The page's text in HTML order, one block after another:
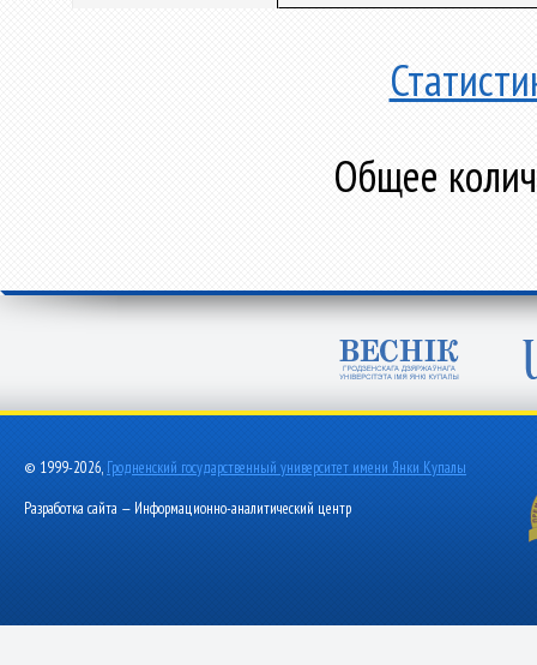
Общее
© 1999-2026, Гродненский государственный университет имени Янки Купалы
Разработка сайта — Информационно-аналитический центр